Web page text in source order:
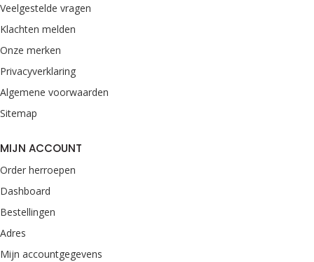
Veelgestelde vragen
Klachten melden
Onze merken
Privacyverklaring
Algemene voorwaarden
Sitemap
MIJN ACCOUNT
Order herroepen
Dashboard
Bestellingen
Adres
Mijn accountgegevens